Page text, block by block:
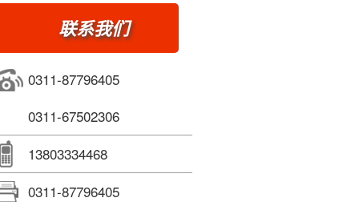
联系我们
0311-87796405
0311-67502306
13803334468
0311-87796405